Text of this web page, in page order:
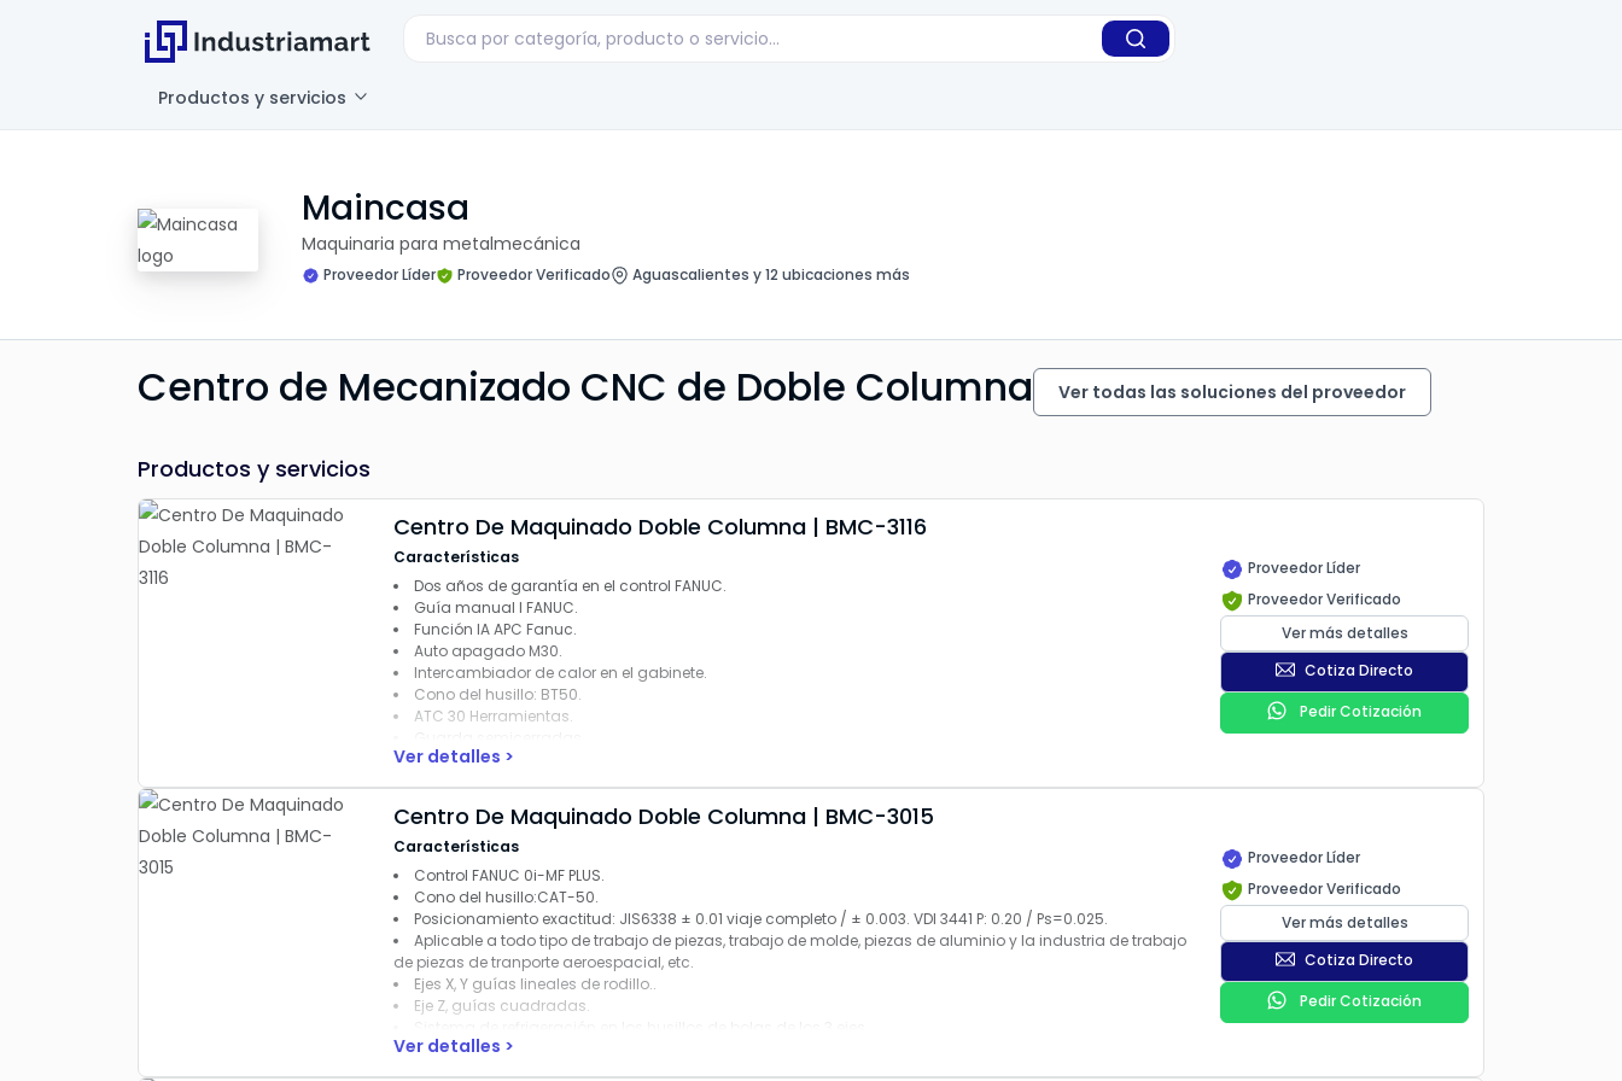
Productos y servicios
Maincasa
Maquinaria para metalmecánica
Proveedor Líder Proveedor Verificado Aguascalientes y 12 ubicaciones más
Centro de Mecanizado CNC de Doble Columna Ver todas las soluciones del proveedor
Productos y servicios
Centro De Maquinado Doble Columna | BMC-3116
Características
Dos años de garantía en el control FANUC.
Guía manual I FANUC.
Función IA APC Fanuc.
Auto apagado M30.
Intercambiador de calor en el gabinete.
Cono del husillo: BT50.
ATC 30 Herramientas.
• Control FANUC 0i-MF con pantalla LCD de 10.4.
• Cono del husillo BT-50 + MAS pull stud.
• Sistema Air Blast en husillo.
• Cabezal engranado 6,000 rpm (29.5/34.8 hp).
• Sistema automático de lubricación en los tres ejes.
• Husillos de bola en los tres ejes con sistema refrigerante.
• Puerta de operación plegable.
• Sistema de enfriamiento.
• Saca rebaba de doble espiral.
• Saca rebaba con cajón.
• Separador de aceite.
Ver detalles >
Proveedor Líder
Proveedor Verificado
Ver más detalles
Cotiza Directo
Pedir Cotización
Centro De Maquinado Doble Columna | BMC-3015
Características
Control FANUC 0i-MF PLUS.
Cono del husillo:CAT-50.
Posicionamiento exactitud: JIS6338 ± 0.01 viaje completo / ± 0.003. VDI 3441 P: 0.20 / Ps=0.025.
Aplicable a todo tipo de trabajo de piezas, trabajo de molde, piezas de aluminio y la industria de trabajo
de piezas de tranporte aeroespacial, etc.
Ejes X, Y guías lineales de rodillo..
Eje Z, guías cuadradas.
Ver detalles >
Proveedor Líder
Proveedor Verificado
Ver más detalles
Cotiza Directo
Pedir Cotización